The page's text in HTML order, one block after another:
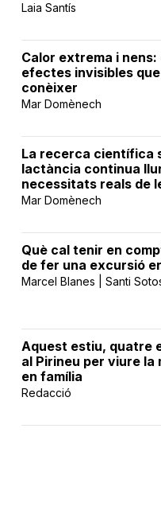
Laia Santís
Calor extrema i nens:
efectes invisibles
conèixer
Mar Domènech
La recerca científica
lactància continua
necessitats reals de
Mar Domènech
Què cal tenir en
de fer una excursió
Marcel Blanes | Santi
Aquest estiu, quatre
al Pirineu per viure la
en família
Redacció